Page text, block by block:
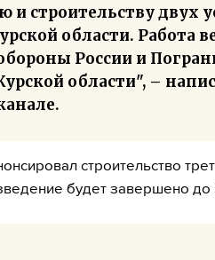
и строительству двух
области. Работа
России и
области", –
строительство
будет завершено до